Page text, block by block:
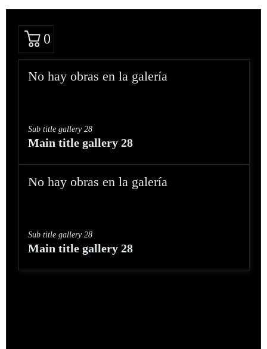
0
No hay obras en la galería
Sub title gallery 28
Main title gallery 28
No hay obras en la galería
Sub title gallery 28
Main title gallery 28